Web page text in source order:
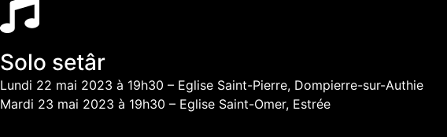
Solo setâr
Lundi 22 mai 2023 à 19h30 – Eglise Saint-Pierre, Dompierre-sur-Authie
Mardi 23 mai 2023 à 19h30 – Eglise Saint-Omer, Estrée